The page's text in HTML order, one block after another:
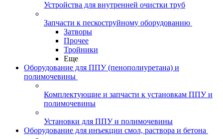
Устройства для внутренней очистки труб
Запчасти к пескоструйному оборудованию
Затворы
Прочее
Тройники
Еще
Оборудование для ППУ (пенополиуретана) и
полимочевины
Комплектующие и запчасти к установкам ППУ и
полимочевины
Установки для ППУ и полимочевины
Оборудование для инъекции смол, раствора и бетона